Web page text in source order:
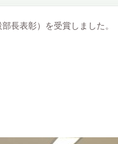
長表彰）を受賞しました。